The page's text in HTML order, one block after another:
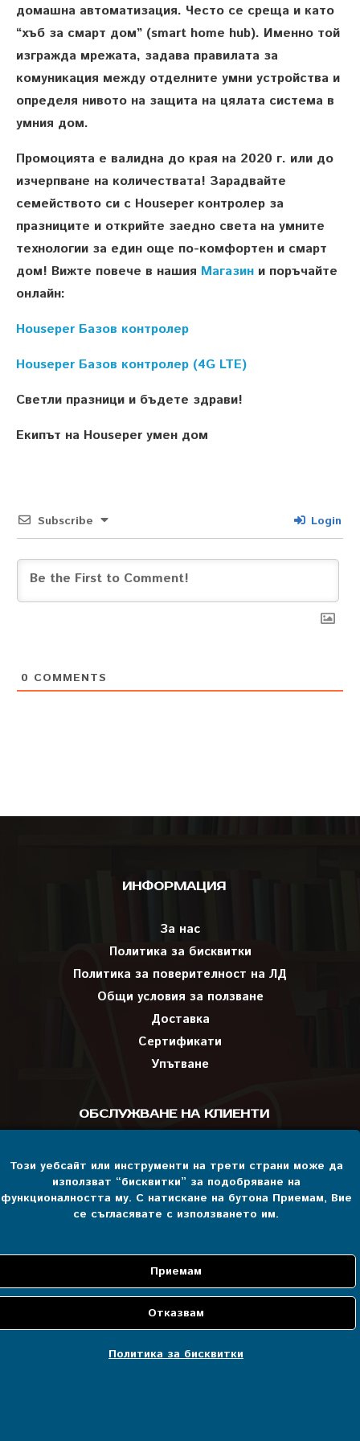
Този уебсайт или инструменти на трети страни може да
използват “бисквитки” за подобряване на
функционалността му. С натискане на бутона Приемам, Вие
се съгласявате с използването им.
Политика за бисквитки
домашна автоматизация. Често се среща и като
“хъб за смарт дом” (smart home hub). Именно той
изгражда мрежата, задава правилата за
комуникация между отделните умни устройства и
определя нивото на защита на цялата система в
умния дом.
Промоцията е валидна до края на 2020 г. или до
изчерпване на количествата! Зарадвайте
семейството си с Houseper контролер за
празниците и открийте заедно света на умните
технологии за един още по-комфортен и смарт
дом! Вижте повече в нашия Магазин и поръчайте
онлайн:
Houseper Базов контролер
Houseper Базов контролер (4G LTE)
Светли празници и бъдете здрави!
Екипът на Houseper умен дом
Subscribe Login
0 COMMENTS
ИНФОРМАЦИЯ
За нас
Политика за бисквитки
Политика за поверителност на ЛД
Общи условия за ползване
Доставка
Сертификати
Упътване
ОБСЛУЖВАНЕ НА КЛИЕНТИ
Поръчки